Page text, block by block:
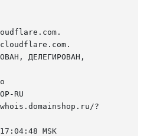
ДЕЛЕГИРОВАН,
RU
?
MSK